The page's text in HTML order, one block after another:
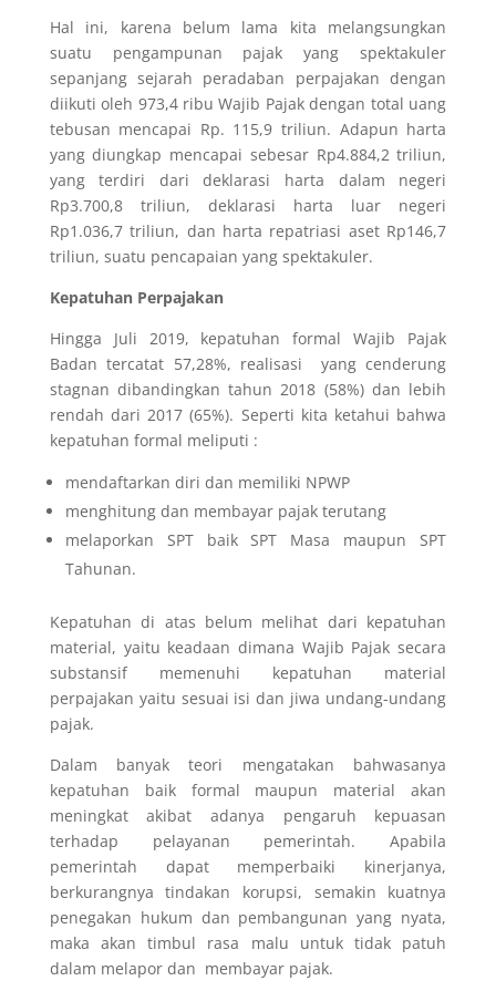
Hal ini, karena belum lama kita melangsungkan
suatu pengampunan pajak yang spektakuler
sepanjang sejarah peradaban perpajakan dengan
diikuti oleh 973,4 ribu Wajib Pajak dengan total uang
tebusan mencapai Rp. 115,9 triliun. Adapun harta
yang diungkap mencapai sebesar Rp4.884,2 triliun,
yang terdiri dari deklarasi harta dalam negeri
Rp3.700,8 triliun, deklarasi harta luar negeri
Rp1.036,7 triliun, dan harta repatriasi aset Rp146,7
triliun, suatu pencapaian yang spektakuler.
Kepatuhan Perpajakan
Hingga Juli 2019, kepatuhan formal Wajib Pajak
Badan tercatat 57,28%, realisasi yang cenderung
stagnan dibandingkan tahun 2018 (58%) dan lebih
rendah dari 2017 (65%). Seperti kita ketahui bahwa
kepatuhan formal meliputi :
mendaftarkan diri dan memiliki NPWP
menghitung dan membayar pajak terutang
melaporkan SPT baik SPT Masa maupun SPT
Tahunan.
Kepatuhan di atas belum melihat dari kepatuhan
material, yaitu keadaan dimana Wajib Pajak secara
substansif memenuhi kepatuhan material
perpajakan yaitu sesuai isi dan jiwa undang-undang
pajak.
Dalam banyak teori mengatakan bahwasanya
kepatuhan baik formal maupun material akan
meningkatakibat adanya pengaruh kepuasan
terhadap pelayanan pemerintah. Apabila
pemerintah dapat memperbaiki kinerjanya,
berkurangnya tindakan korupsi, semakin kuatnya
penegakan hukum dan pembangunan yang nyata,
maka akan timbul rasa malu untuk tidak patuh
dalam melapor dan membayar pajak.